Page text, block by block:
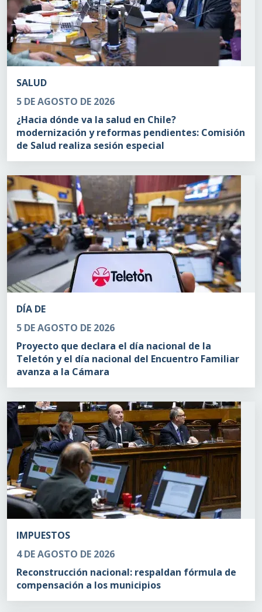
SALUD
5 DE AGOSTO DE 2026
¿Hacia dónde va la salud en Chile?
modernización y reformas pendientes: Comisión
de Salud realiza sesión especial
DÍA DE
5 DE AGOSTO DE 2026
Proyecto que declara el día nacional de la
Teletón y el día nacional del Encuentro Familiar
avanza a la Cámara
IMPUESTOS
4 DE AGOSTO DE 2026
Reconstrucción nacional: respaldan fórmula de
compensación a los municipios